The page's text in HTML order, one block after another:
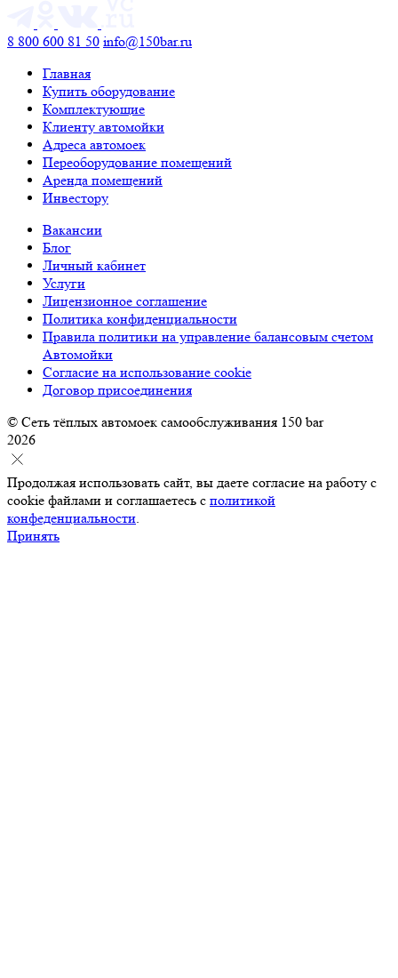
2026
Продолжая использовать сайт, вы даете согласие на работу с
cookie файлами и соглашаетесь с
конфеденциальности.
Принять